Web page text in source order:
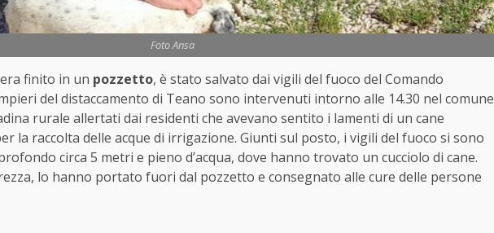
Foto Ansa
finito in un pozzetto, è stato salvato dai vigili del fuoco del Comando
del distaccamento di Teano sono intervenuti intorno alle 14.30 nel comune
rurale allertati dai residenti che avevano sentito i lamenti di un cane
la raccolta delle acque di irrigazione. Giunti sul posto, i vigili del fuoco si sono
circa 5 metri e pieno d’acqua, dove hanno trovato un cucciolo di cane.
lo hanno portato fuori dal pozzetto e consegnato alle cure delle persone